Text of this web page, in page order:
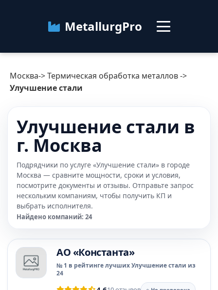
MetallurgPro
Москва
О сервисе Контакты
Москва->Термическая обработка металлов->
Улучшение стали
Улучшение стали в
г. Москва
Подрядчики по услуге «Улучшение стали» в городе
Москва — сравните мощности, сроки и условия,
посмотрите документы и отзывы. Отправьте запрос
нескольким компаниям, чтобы получить КП и
выбрать исполнителя.
Найдено компаний: 24
АО «Константа»
№ 1 в рейтинге лучших Улучшение стали из
24